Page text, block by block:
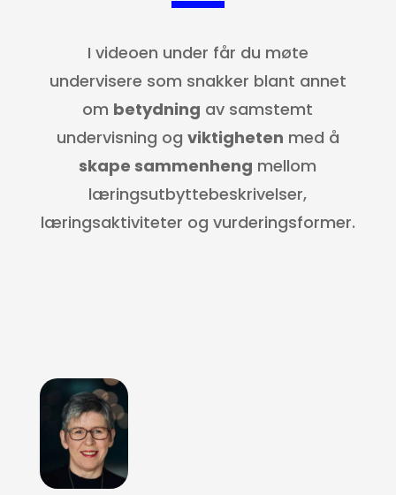
I videoen under får du møte
undervisere som snakker blant annet
om betydning av samstemt
undervisning og viktigheten med å
skape sammenheng mellom
læringsutbyttebeskrivelser,
læringsaktiviteter og vurderingsformer.